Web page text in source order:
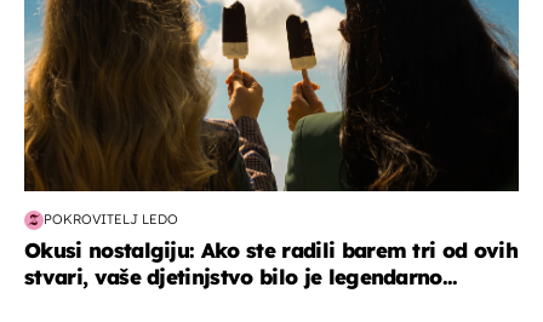
POKROVITELJ LEDO
Okusi nostalgiju: Ako ste radili barem tri od ovih
stvari, vaše djetinjstvo bilo je legendarno...